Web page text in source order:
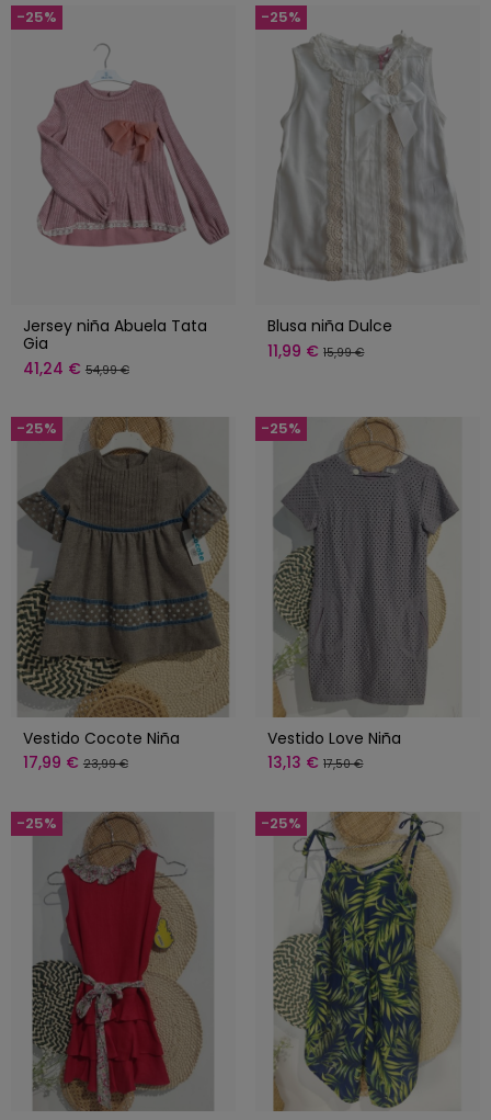
-25%
Jersey niña Abuela Tata
Gia
41,24 € 54,99 €
-25%
Blusa niña Dulce
11,99 €15,99 €
-25%
Vestido Cocote Niña
17,99 € 23,99 €
-25%
Vestido Love Niña
13,13 €17,50 €
-25% -25%